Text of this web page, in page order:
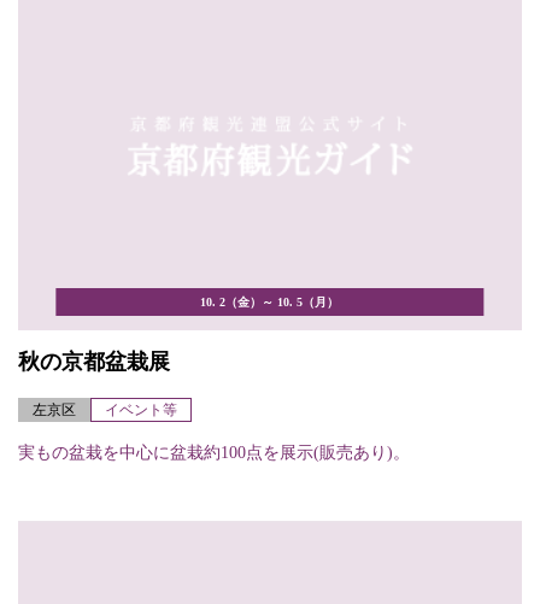
10. 2（金）～ 10. 5（月）
秋の京都盆栽展
左京区 イベント等
実もの盆栽を中心に盆栽約100点を展示(販売あり)。